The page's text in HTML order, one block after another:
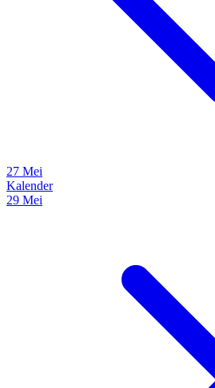
27 Mei
Kalender
29 Mei